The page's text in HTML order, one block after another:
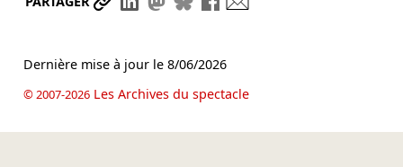
Dernière mise à jour le 8/06/2026
© 2007-2026Les Archives du spectacle